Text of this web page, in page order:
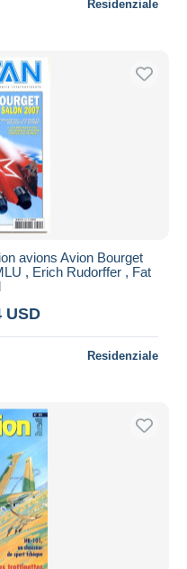
Residenziale
avions Avion Bourget
, Erich Rudorffer , Fat
USD
Residenziale